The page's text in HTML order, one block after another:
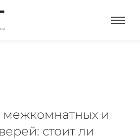
межкомнатных и
стоит ли